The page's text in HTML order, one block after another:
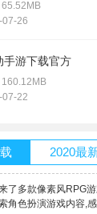
65.52MB
07-26
手游下载官方
160.12MB
07-22
2020最
了多款像素风RPG
角色扮演游戏内容,